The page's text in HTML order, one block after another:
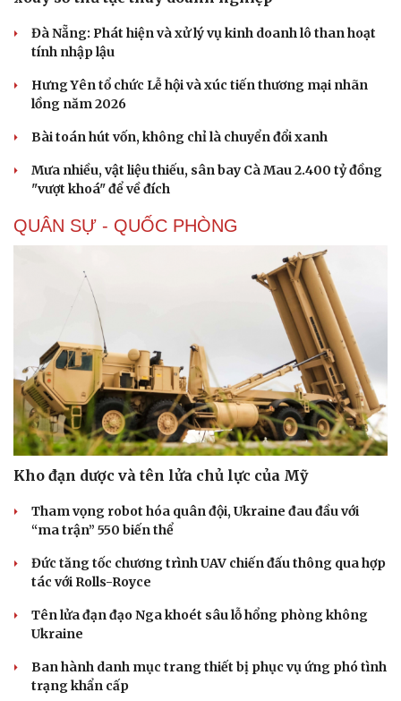
Đà Nẵng: Phát hiện và xử lý vụ kinh doanh lô than hoạt
tính nhập lậu
Hưng Yên tổ chức Lễ hội và xúc tiến thương mại nhãn
lồng năm 2026
Bài toán hút vốn, không chỉ là chuyển đổi xanh
Mưa nhiều, vật liệu thiếu, sân bay Cà Mau 2.400 tỷ đồng
"vượt khoá" để về đích
QUÂN SỰ - QUỐC PHÒNG
Kho đạn dược và tên lửa chủ lực của Mỹ
Tham vọng robot hóa quân đội, Ukraine đau đầu với
“ma trận” 550 biến thể
Đức tăng tốc chương trình UAV chiến đấu thông qua hợp
tác với Rolls-Royce
Tên lửa đạn đạo Nga khoét sâu lỗ hổng phòng không
Ukraine
Ban hành danh mục trang thiết bị phục vụ ứng phó tình
trạng khẩn cấp